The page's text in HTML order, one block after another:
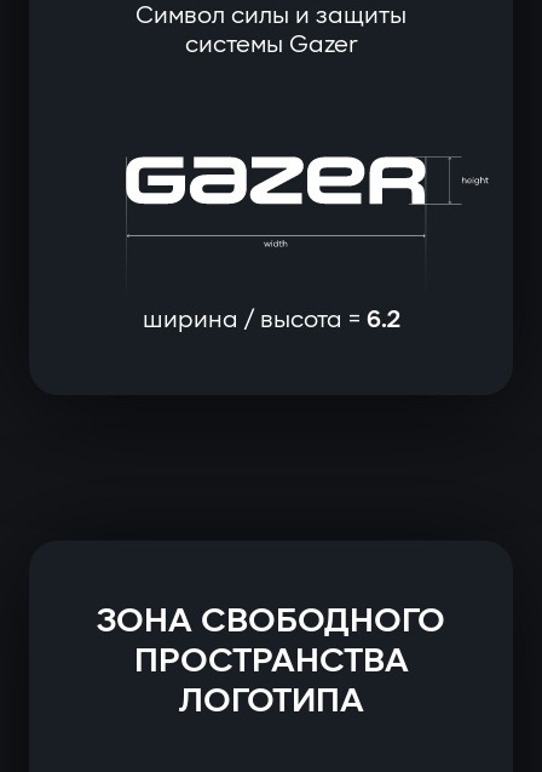
Символ силы и защиты
системы Gazer
ширина / высота = 6.2
ЗОНА СВОБОДНОГО
ПРОСТРАНСТВА
ЛОГОТИПА